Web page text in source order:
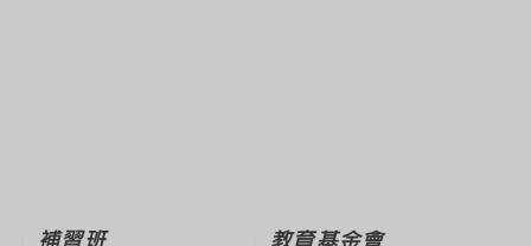
補習班 教育基金會